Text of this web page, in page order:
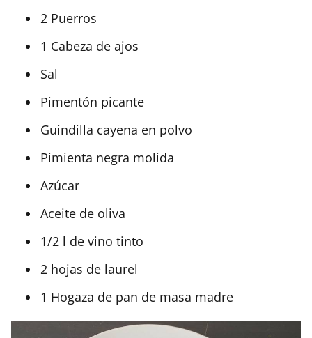
2 Puerros
1 Cabeza de ajos
Sal
Pimentón picante
Guindilla cayena en polvo
Pimienta negra molida
Azúcar
Aceite de oliva
1/2 l de vino tinto
2 hojas de laurel
1 Hogaza de pan de masa madre